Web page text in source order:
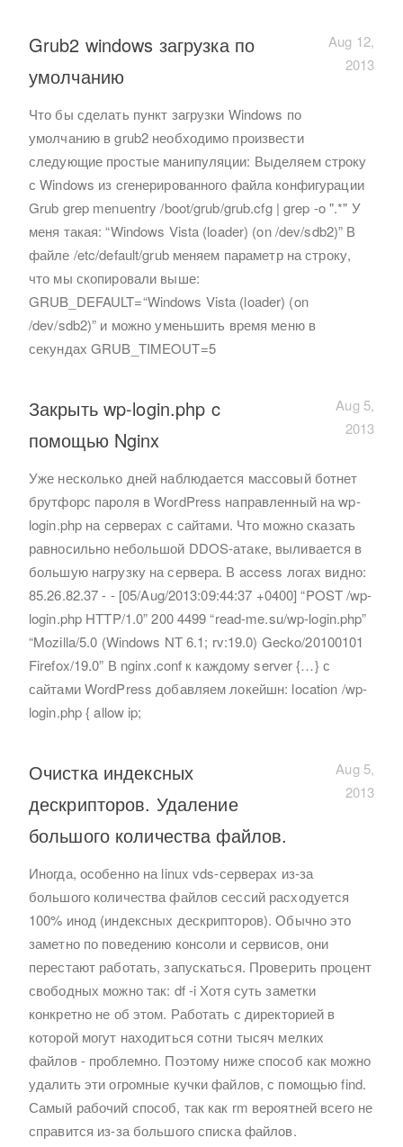
Grub2 windows загрузка по
умолчанию
Aug 12,
2013
Что бы сделать пункт загрузки Windows по
умолчанию в grub2 необходимо произвести
следующие простые манипуляции: Выделяем строку
с Windows из cгенерированного файла конфигурации
Grub grep menuentry /boot/grub/grub.cfg | grep -o ".*" У
меня такая: “Windows Vista (loader) (on /dev/sdb2)” В
файле /etc/default/grub меняем параметр на строку,
что мы скопировали выше:
GRUB_DEFAULT=“Windows Vista (loader) (on
/dev/sdb2)” и можно уменьшить время меню в
секундах GRUB_TIMEOUT=5
Закрыть wp-login.php c
помощью Nginx
Aug 5,
2013
Уже несколько дней наблюдается массовый ботнет
брутфорс пароля в WordPress направленный на wp-
login.php на серверах с сайтами. Что можно сказать
равносильно небольшой DDOS-атаке, выливается в
большую нагрузку на сервера. В access логах видно:
85.26.82.37 - - [05/Aug/2013:09:44:37 +0400] “POST /wp-
login.php HTTP/1.0” 200 4499 “read-me.su/wp-login.php”
“Mozilla/5.0 (Windows NT 6.1; rv:19.0) Gecko/20100101
Firefox/19.0” В nginx.conf к каждому server {…} с
сайтами WordPress добавляем локейшн: location /wp-
login.php { allow ip;
Очистка индексных
дескрипторов. Удаление
большого количества файлов.
Aug 5,
2013
Иногда, особенно на linux vds-серверах из-за
большого количества файлов сессий расходуется
100% инод (индексных дескрипторов). Обычно это
заметно по поведению консоли и сервисов, они
перестают работать, запускаться. Проверить процент
свободных можно так: df -i Хотя суть заметки
конкретно не об этом. Работать с директорией в
которой могут находиться сотни тысяч мелких
файлов - проблемно. Поэтому ниже способ как можно
удалить эти огромные кучки файлов, с помощью find.
Самый рабочий способ, так как rm вероятней всего не
справится из-за большого списка файлов.